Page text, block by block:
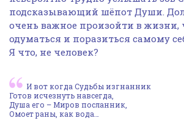
подсказывающий шёпот Души.
очень важное произойти в жизни,
одуматься и поразиться самому
Я что, не человек?
И вот когда Судьбы изгнанник
Готов исчезнуть навсегда,
Душа его – Миров посланник,
Омоет раны, как вода…